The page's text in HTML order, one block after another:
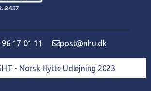
17 01 11 post@nhu.dk
- Norsk Hytte Udlejning 2023